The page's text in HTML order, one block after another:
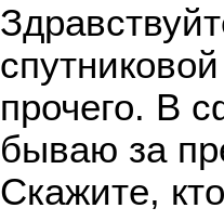
прочего. В
бываю за
Скажите,